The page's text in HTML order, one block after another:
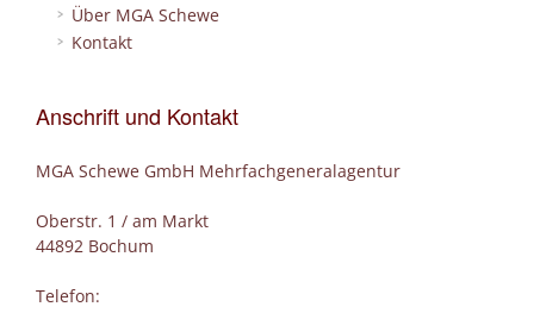
Über MGA Schewe
Kontakt
Anschrift und Kontakt
MGA Schewe GmbH Mehrfachgeneralagentur
Oberstr. 1 / am Markt
44892 Bochum
Telefon: